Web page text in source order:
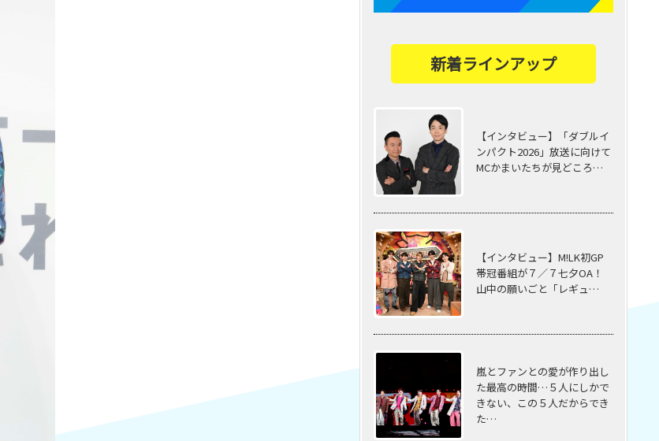
新着ラインアップ
【インタビュー】「ダブルイ
ンパクト2026」放送に向けて
MCかまいたちが見どころ…
【インタビュー】M!LK初GP
帯冠番組が７／７七夕OA！
山中の願いごと「レギュ…
嵐とファンとの愛が作り出し
た最高の時間…５⼈にしかで
きない、この５⼈だからでき
た…